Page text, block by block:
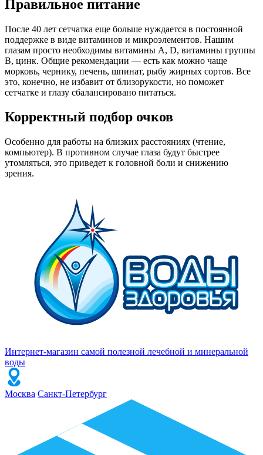
Правильное питание
После 40 лет сетчатка еще больше нуждается в постоянной
поддержке в виде витаминов и микроэлементов. Нашим
глазам просто необходимы витамины А, D, витамины группы
В, цинк. Общие рекомендации — есть как можно чаще
морковь, чернику, печень, шпинат, рыбу жирных сортов. Все
это, конечно, не избавит от близорукости, но поможет
сетчатке и глазу сбалансировано питаться.
Корректный подбор очков
Особенно для работы на близких расстояниях (чтение,
компьютер). В противном случае глаза будут быстрее
утомляться, это приведет к головной боли и снижению
зрения.
Интернет-магазин самой полезной лечебной и минеральной
воды
Москва Санкт-Петербург